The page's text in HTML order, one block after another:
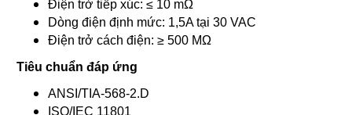
Điện trở tiếp xúc: ≤ 10 mΩ
Dòng điện định mức: 1,5A tại 30 VAC
Điện trở cách điện: ≥ 500 MΩ
Tiêu chuẩn đáp ứng
ANSI/TIA-568-2.D
ISO/IEC 11801